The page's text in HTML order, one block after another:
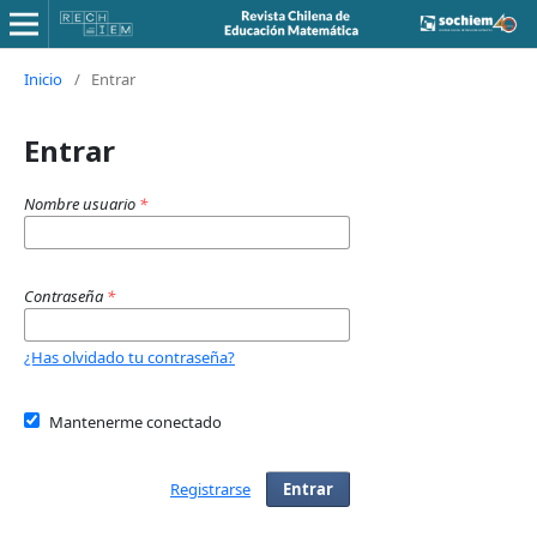
Inicio / Entrar
Entrar
Nombre usuario *
Contraseña *
¿Has olvidado tu contraseña?
Mantenerme conectado
Entrar
Registrarse